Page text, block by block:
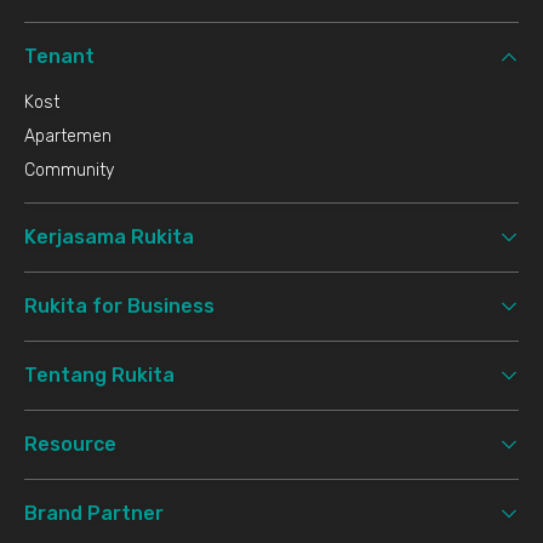
Tenant
Kost
Apartemen
Community
Kerjasama Rukita
Rukita for Business
Tentang Rukita
Resource
Brand Partner